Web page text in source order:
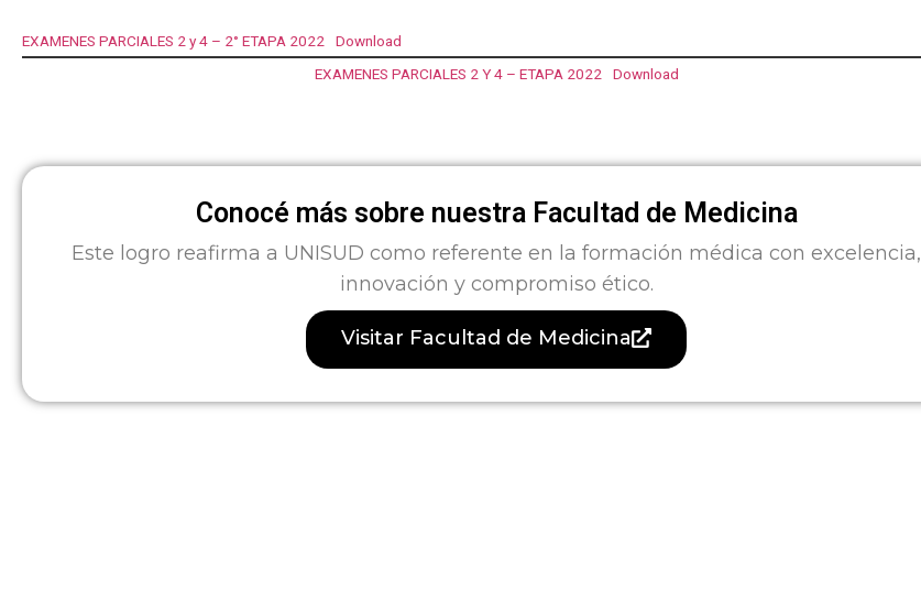
EXAMENES PARCIALES 2 y 4 – 2° ETAPA 2022
Download
EXAMENES PARCIALES 2 Y 4 – ETAPA 2022
Download
Conocé más sobre nuestra Facultad de Medicina
Este logro reafirma a UNISUD como referente en la formación médica con excelencia,
innovación y compromiso ético.
Visitar Facultad de Medicina